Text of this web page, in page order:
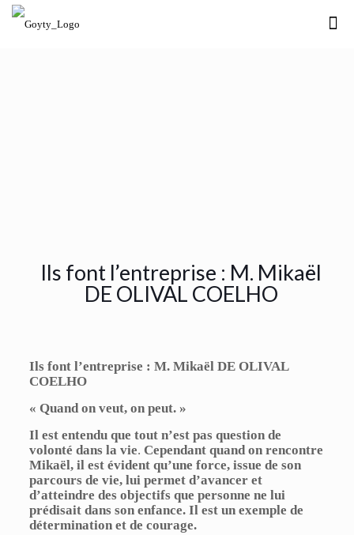
Ils font l’entreprise : M. Mikaël
DE OLIVAL COELHO
Ils font l’entreprise : M. Mikaël DE OLIVAL
COELHO
« Quand on veut, on peut. »
Il est entendu que tout n’est pas question de
volonté dans la vie. Cependant quand on rencontre
Mikaël, il est évident qu’une force, issue de son
parcours de vie, lui permet d’avancer et
d’atteindre des objectifs que personne ne lui
prédisait dans son enfance. Il est un exemple de
détermination et de courage.